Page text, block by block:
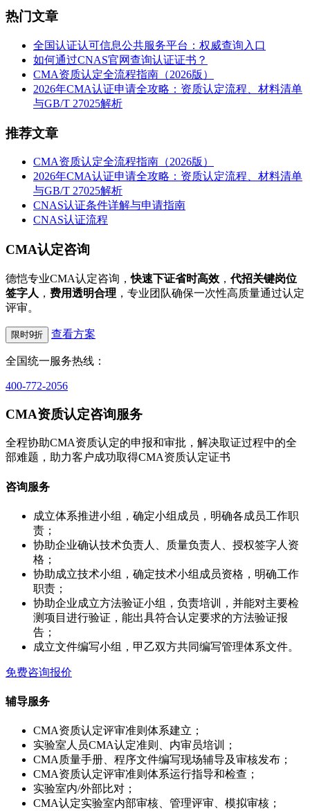
热门文章
全国认证认可信息公共服务平台：权威查询入口
如何通过CNAS官网查询认证证书？
CMA资质认定全流程指南（2026版）
2026年CMA认证申请全攻略：资质认定流程、材料清单
与GB/T 27025解析
推荐文章
CMA资质认定全流程指南（2026版）
2026年CMA认证申请全攻略：资质认定流程、材料清单
与GB/T 27025解析
CNAS认证条件详解与申请指南
CNAS认证流程
CMA认定咨询
德恺专业CMA认定咨询，快速下证省时高效 ，代招关键岗位
签字人 ， 费用透明合理 ，专业团队确保一次性高质量通过认定
评审。
限时9折 查看方案
全国统一服务热线：
400-772-2056
CMA资质认定咨询服务
全程协助CMA资质认定的申报和审批，解决取证过程中的全
部难题，助力客户成功取得CMA资质认定证书
咨询服务
成立体系推进小组，确定小组成员，明确各成员工作职
责；
协助企业确认技术负责人、质量负责人、授权签字人资
格；
协助成立技术小组，确定技术小组成员资格，明确工作
职责；
协助企业成立方法验证小组，负责培训，并能对主要检
测项目进行验证，能出具符合认定要求的方法验证报
告；
成立文件编写小组，甲乙双方共同编写管理体系文件。
免费咨询报价
辅导服务
CMA资质认定评审准则体系建立；
实验室人员CMA认定准则、内审员培训；
CMA质量手册、程序文件编写现场辅导及审核发布；
CMA资质认定评审准则体系运行指导和检查；
实验室内/外部比对；
CMA认定实验室内部审核、管理评审、模拟审核；